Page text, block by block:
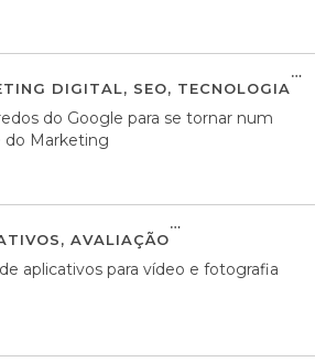
DIGITAL, SEO, TECNOLOGIA
do Google para se tornar num
do Marketing
, AVALIAÇÃO
aplicativos para vídeo e fotografia